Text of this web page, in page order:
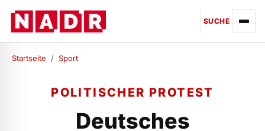
SUCHE
Startseite / Sport
POLITISCHER PROTEST
Deutsches